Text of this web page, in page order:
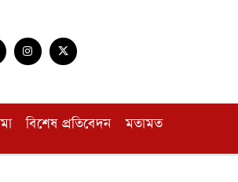
বিশেষ প্রতিবেদন মতামত